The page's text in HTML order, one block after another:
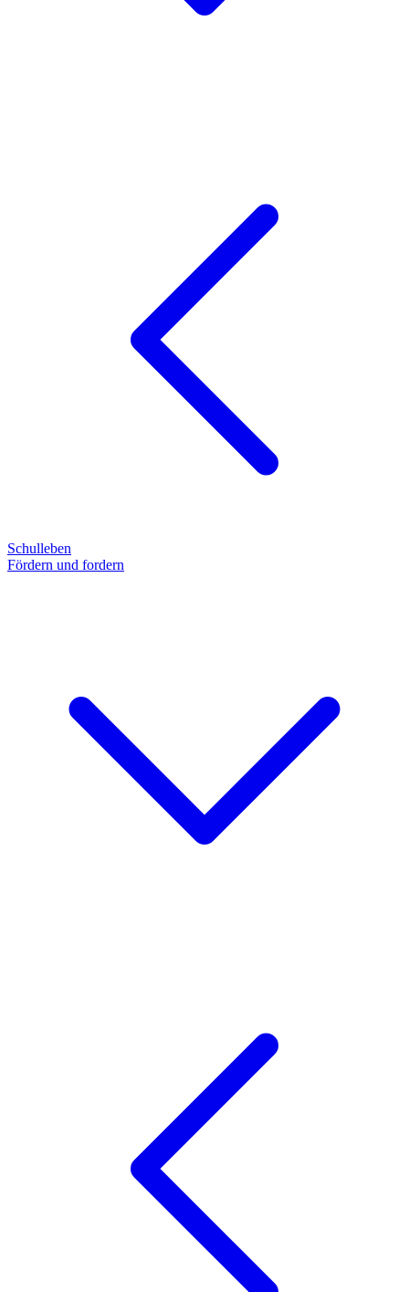
Schulleben
Fördern und fordern